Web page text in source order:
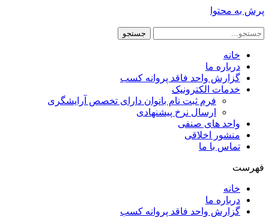
پرش به محتوا
جستجو
خانه
درباره ما
گزارش واحد فاقد پروانه کسب
خدمات الکترونیک
فرم ثبت نام بانوان دارای تخصص آرایشگری
ارسال نرخ پیشنهادی
واحد های صنفی
منشور اخلاقی
تماس با ما
فهرست
خانه
درباره ما
گزارش واحد فاقد پروانه کسب